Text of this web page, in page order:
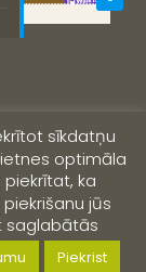
sīkdatņu
optimāla
ka
jūs
saglabātās
Piekrist